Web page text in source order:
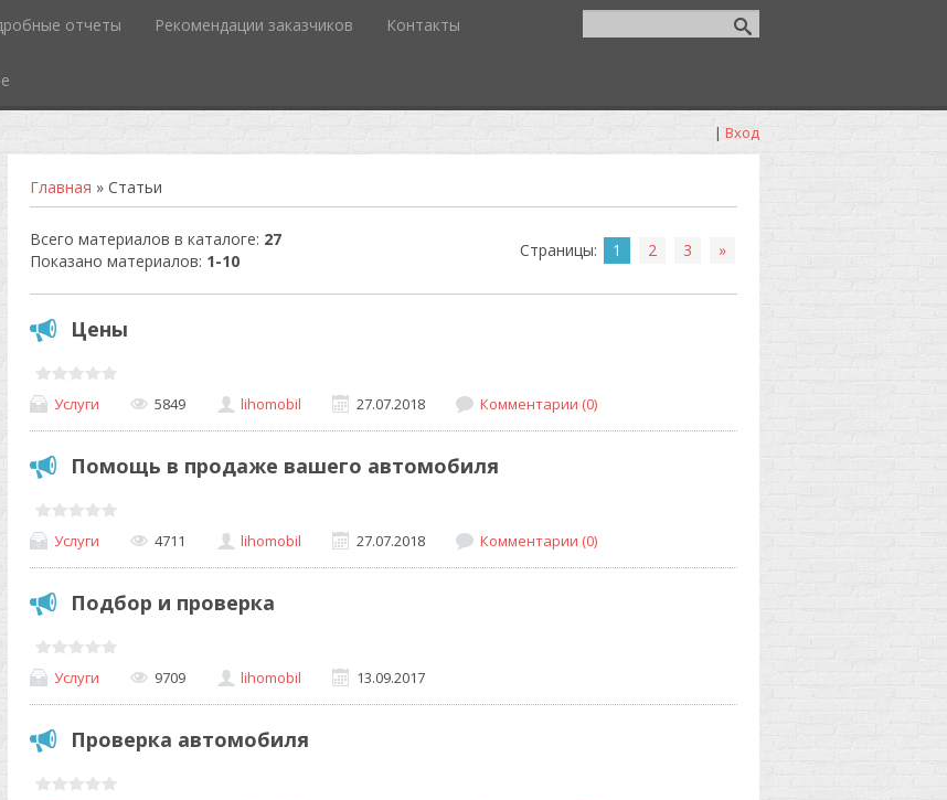
отчеты Рекомендации заказчиков Контакты
| Вход
Главная » Статьи
Всего материалов в каталоге: 27
Показано материалов: 1-10
Страницы: 1 2 3 »
Цены
Услуги 5849 lihomobil 27.07.2018 Комментарии (0)
Помощь в продаже вашего автомобиля
Услуги 4711 lihomobil 27.07.2018 Комментарии (0)
Подбор и проверка
Услуги 9709 lihomobil 13.09.2017
Проверка автомобиля